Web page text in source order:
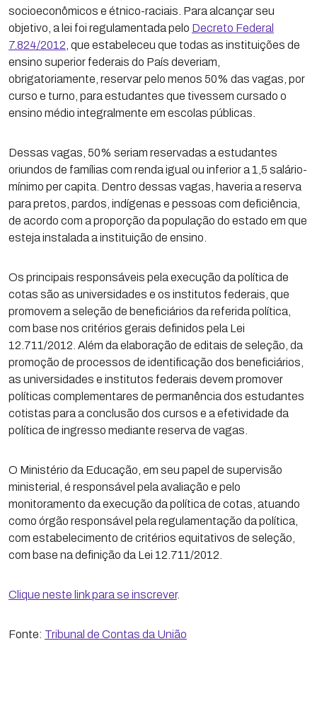
socioeconômicos e étnico-raciais. Para alcançar seu
objetivo, a lei foi regulamentada pelo Decreto Federal
7.824/2012 , que estabeleceu que todas as instituições de
ensino superior federais do País deveriam,
obrigatoriamente, reservar pelo menos 50% das vagas, por
curso e turno, para estudantes que tivessem cursado o
ensino médio integralmente em escolas públicas.
Dessas vagas, 50% seriam reservadas a estudantes
oriundos de famílias com renda igual ou inferior a 1,5 salário-
mínimo per capita. Dentro dessas vagas, haveria a reserva
para pretos, pardos, indígenas e pessoas com deficiência,
de acordo com a proporção da população do estado em que
esteja instalada a instituição de ensino.
Os principais responsáveis pela execução da política de
cotas são as universidades e os institutos federais, que
promovem a seleção de beneficiários da referida política,
com base nos critérios gerais definidos pela Lei
12.711/2012. Além da elaboração de editais de seleção, da
promoção de processos de identificação dos beneficiários,
as universidades e institutos federais devem promover
políticas complementares de permanência dos estudantes
cotistas para a conclusão dos cursos e a efetividade da
política de ingresso mediante reserva de vagas.
O Ministério da Educação, em seu papel de supervisão
ministerial, é responsável pela avaliação e pelo
monitoramento da execução da política de cotas, atuando
como órgão responsável pela regulamentação da política,
com estabelecimento de critérios equitativos de seleção,
com base na definição da Lei 12.711/2012.
Clique neste link para se inscrever.
Fonte: Tribunal de Contas da União